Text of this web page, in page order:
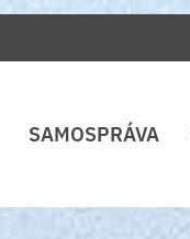
SAMOSPRÁVA